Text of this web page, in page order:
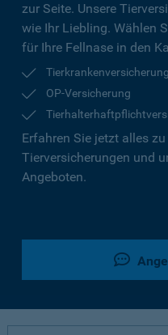
zur Seite. Unsere
wie Ihr Liebling. Wählen
für Ihre Fellnase in den
Tierkrankenversicherung
OP-Versicherung
Erfahren Sie jetzt alles
Tierversicherungen und
Angeboten.